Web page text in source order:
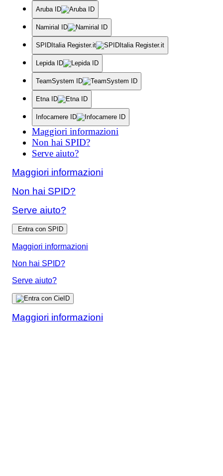
Aruba ID
Namirial ID
SPIDItalia Register.it
Lepida ID
TeamSystem ID
Etna ID
Infocamere ID
Maggiori informazioni
Non hai SPID?
Serve aiuto?
Maggiori informazioni
Non hai SPID?
Serve aiuto?
Entra con SPID
Maggiori informazioni
Non hai SPID?
Serve aiuto?
Maggiori informazioni